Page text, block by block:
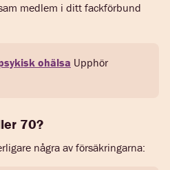
medlem i ditt fackförbund
ohälsa Upphör
70?
några av försäkringarna: